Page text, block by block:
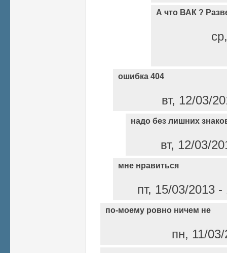
А что ВАК ?
ошибка 404
вт, 12/03/
надо без лишних
вт, 12/03/
мне нравиться
пт, 15/03/2013
по-моему ровно ничем не
пн, 11/